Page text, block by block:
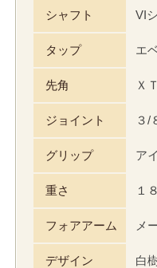
シャフト VI
タップ エ
先角 Ｘ
ジョイント ３
グリップ ア
重さ １
フォアアーム メ
デザイン 白